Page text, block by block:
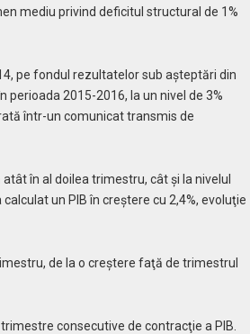
mediu privind deficitul structural de 1%
pe fondul rezultatelor sub aşteptări din
2015-2016, la un nivel de 3%
într-un comunicat transmis de
în al doilea trimestru, cât şi la nivelul
un PIB în creştere cu 2,4%, evoluţie
de la o creştere faţă de trimestrul
consecutive de contracţie a PIB.